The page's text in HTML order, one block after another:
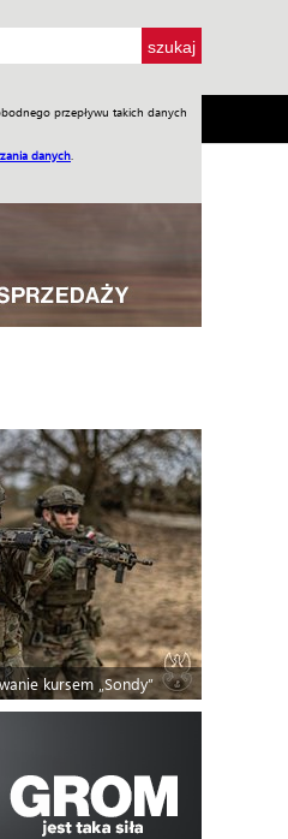
przepływu takich danych
danych
w WIW
kursem „Sondy”